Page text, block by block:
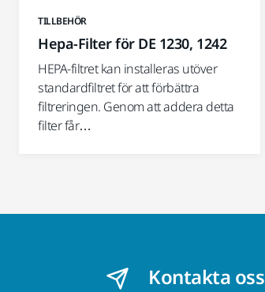
TILLBEHÖR
Hepa-Filter för DE 1230, 1242
HEPA-filtret kan installeras utöver
standardfiltret för att förbättra
filtreringen. Genom att addera detta
filter får…
Kontakta oss